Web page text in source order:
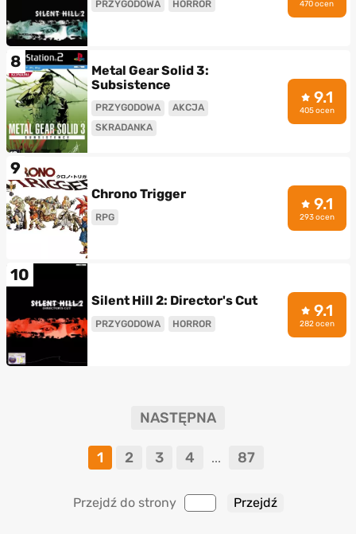
PRZYGODOWA HORROR 470 ocen
8
Metal Gear Solid 3:
Subsistence
PRZYGODOWA
AKCJA
SKRADANKA
9.1
405 ocen
9
Chrono Trigger
RPG
9.1
293 ocen
10
Silent Hill 2: Director's Cut
PRZYGODOWA HORROR
9.1
282 ocen
NASTĘPNA
1 2 3 4 ... 87
Przejdź do strony